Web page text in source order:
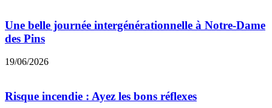
Une belle journée intergénérationnelle à Notre-Dame
des Pins
19/06/2026
Risque incendie : Ayez les bons réflexes